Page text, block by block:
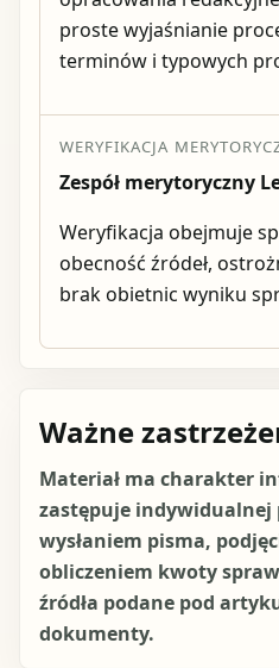
proste wyjaśnianie
terminów i typowych
WERYFIKACJA
Zespół merytoryczny
Weryfikacja obejmuje
obecność źródeł,
brak obietnic wyniku
Ważne
Materiał ma charakter
zastępuje indywidualnej
wysłaniem pisma,
obliczeniem kwoty
źródła podane pod
dokumenty.